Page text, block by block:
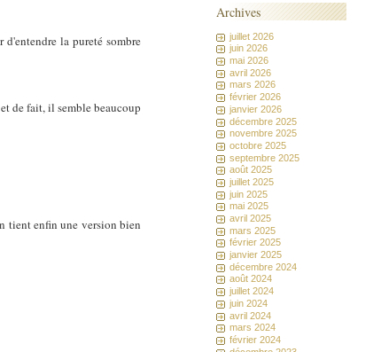
la pureté sombre
de fait, il semble beaucoup
tient enfin une version bien
Archives
juillet 2026
juin 2026
mai 2026
avril 2026
mars 2026
février 2026
janvier 2026
décembre 2025
novembre 2025
octobre 2025
septembre 2025
août 2025
juillet 2025
juin 2025
mai 2025
avril 2025
mars 2025
février 2025
janvier 2025
décembre 2024
août 2024
juillet 2024
juin 2024
avril 2024
mars 2024
février 2024